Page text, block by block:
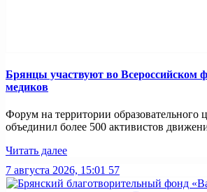
Брянцы участвуют во Всероссийском
медиков
Форум на территории образовательного
объединил более 500 активистов
Читать далее
7 августа 2026, 15:01 57